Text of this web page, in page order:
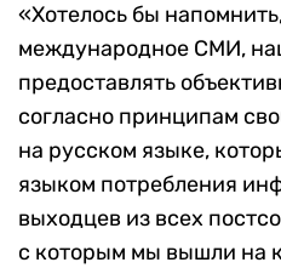
«Хотелось бы
международное СМИ,
предоставлять
согласно принципам
на русском языке,
языком потребления
выходцев из всех
с которым мы вышли на